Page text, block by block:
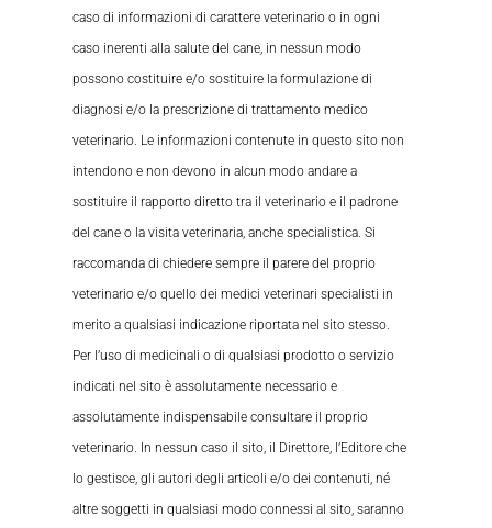
caso di informazioni di carattere veterinario o in ogni
caso inerenti alla salute del cane, in nessun modo
possono costituire e/o sostituire la formulazione di
diagnosi e/o la prescrizione di trattamento medico
veterinario. Le informazioni contenute in questo sito non
intendono e non devono in alcun modo andare a
sostituire il rapporto diretto tra il veterinario e il padrone
del cane o la visita veterinaria, anche specialistica. Si
raccomanda di chiedere sempre il parere del proprio
veterinario e/o quello dei medici veterinari specialisti in
merito a qualsiasi indicazione riportata nel sito stesso.
Per l’uso di medicinali o di qualsiasi prodotto o servizio
indicati nel sito è assolutamente necessario e
assolutamente indispensabile consultare il proprio
veterinario. In nessun caso il sito, il Direttore, l’Editore che
lo gestisce, gli autori degli articoli e/o dei contenuti, né
altre soggetti in qualsiasi modo connessi al sito, saranno